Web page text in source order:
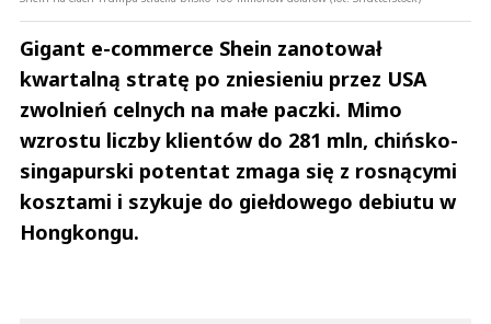
Gigant e-commerce Shein zanotował
kwartalną stratę po zniesieniu przez USA
zwolnień celnych na małe paczki. Mimo
wzrostu liczby klientów do 281 mln, chińsko-
singapurski potentat zmaga się z rosnącymi
kosztami i szykuje do giełdowego debiutu w
Hongkongu.